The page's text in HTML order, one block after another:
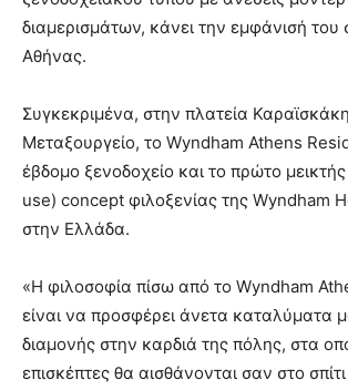
διαμερισμάτων, κάνει την εμφάνισή του
Αθήνας.
Συγκεκριμένα, στην πλατεία
Μεταξουργείο, το Wyndham Athens
έβδομο ξενοδοχείο και το πρώτο
use) concept φιλοξενίας της Wyndham
στην Ελλάδα.
«Η φιλοσοφία πίσω από το Wyndham
είναι να προσφέρει άνετα καταλύματα
διαμονής στην καρδιά της πόλης, στα
επισκέπτες θα αισθάνονται σαν στο